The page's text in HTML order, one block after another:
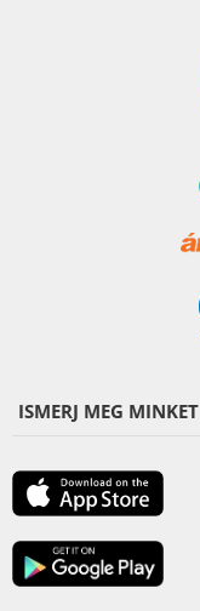
ISMERJ MEG MINKET